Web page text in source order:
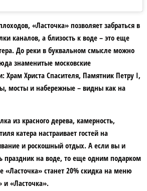
«Ласточка» позволяет забраться в
каналов, а близость к воде – это еще
До реки в буквальном смысле можно
знаменитые московские
Храм Христа Спасителя, Памятник Петру I,
мосты и набережные – видны как на
из красного дерева, камерность,
катера настраивает гостей на
и роскошный отдых. А если вы и
праздник на воде, то еще одним подарком
«Ласточка» станет 20% скидка на меню
и «Ласточка».